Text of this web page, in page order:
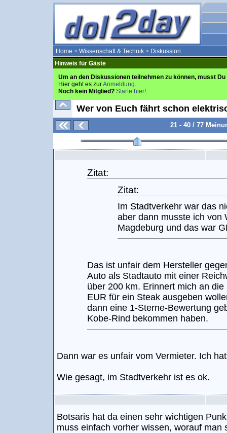
Home > Wissenschaft & Technik > Diskussion
Hinweis für Gäste
Um an den Diskussionen teilnehmen zu können, musst
Hier geht es zurAnmeldung.
Noch kein Mitglied? Starte hier!.
Wer von Euch fährt schon
21 - 40 / 77
Zitat:
Zitat:
Im Stadtverkehr war das
aber dann musste ich von
Magdeburg und das war
Das ist unfair dem Hersteller
Auto als Stadtauto mit einer
über 200 km. Erinnert mich an
EUR für ein Steak ausgeben
dann eine 1-Sterne-Bewertung
Kobe-Rind bekommen haben.
Dann war es unfair vom Vermieter. Ich
Wie gesagt, im Stadtverkehr ist es ok.
Botsaris hat da einen sehr wichtigen
muss einfach vorher wissen, worauf man